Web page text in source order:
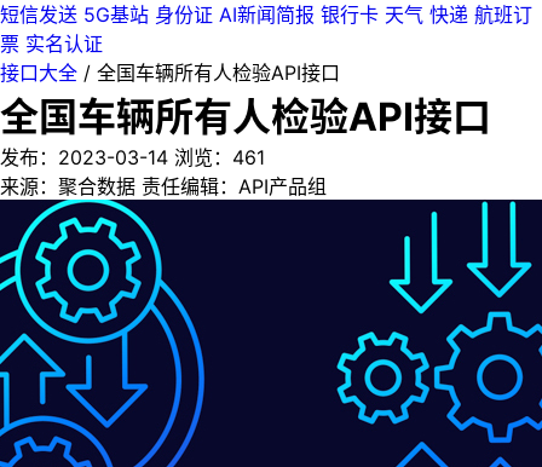
短信发送 5G基站 身份证 AI新闻简报 银行卡 天气 快递 航班订
票 实名认证
接口大全 / 全国车辆所有人检验API接口
全国车辆所有人检验API接口
发布：2023-03-14 浏览： 461
来源：聚合数据 责任编辑：API产品组